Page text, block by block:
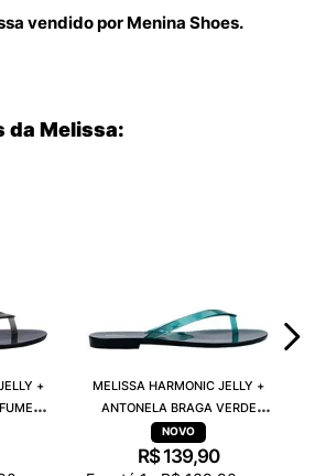
vendido por Menina Shoes.
da Melissa:
+
MELISSA HARMONIC JELLY +
ANTONELA BRAGA VERDE
TRANSPARENTE 38263
R$ 139,90